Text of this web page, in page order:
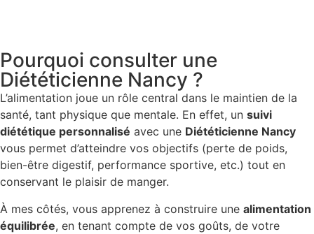
Pourquoi consulter une
Diététicienne Nancy ?
L’alimentation joue un rôle central dans le maintien de la
santé, tant physique que mentale. En effet, un suivi
diététique personnalisé avec une Diététicienne Nancy
vous permet d’atteindre vos objectifs (perte de poids,
bien-être digestif, performance sportive, etc.) tout en
conservant le plaisir de manger.
À mes côtés, vous apprenez à construire une alimentation
équilibrée, en tenant compte de vos goûts, de votre